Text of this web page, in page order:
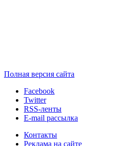
Полная версия сайта
Facebook
Twitter
RSS-ленты
E-mail рассылка
Контакты
Реклама на сайте